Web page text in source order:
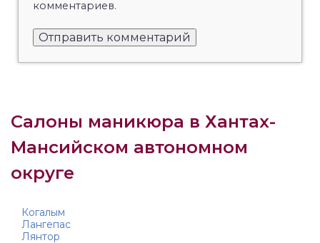
комментариев.
Салоны маникюра в Хантах-
Мансийском автономном
округе
Когалым
Лангепас
Лянтор